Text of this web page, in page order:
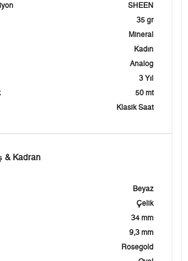
SHEEN
35 gr
Mineral
Kadın
Analog
3 Yıl
50 mt
Klasik Saat
& Kadran
Beyaz
Çelik
34 mm
9,3 mm
Rosegold